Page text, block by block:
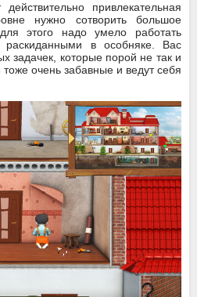
привлекательная
нужно сотворить большое
этого надо умело работать
раскиданными в особняке. Вас
задачек, которые порой не так и
очень забавные и ведут себя